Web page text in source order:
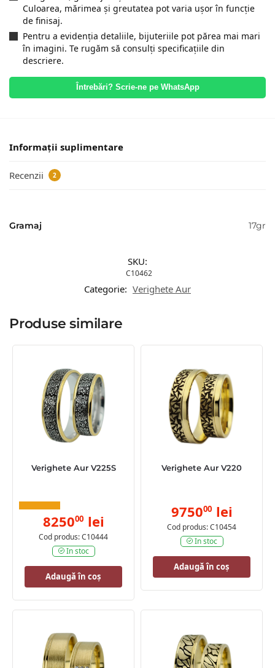
Culoarea, mărimea și greutatea pot varia ușor în funcție
de finisaj.
Pentru a evidenția detaliile, bijuteriile pot părea mai mari
în imagini. Te rugăm să consulți specificațiile din
descriere.
Întrebări? Scrie-ne pe WhatsApp
Informații suplimentare
Recenzii 2
Gramaj 17gr
SKU:
C10462
Categorie: Verighete Aur
Produse similare
Verighete Aur V225S
825000 lei
Cod produs: C10444
In stoc
Adaugă în coș
Verighete Aur V220
975000 lei
Cod produs: C10454
In stoc
Adaugă în coș